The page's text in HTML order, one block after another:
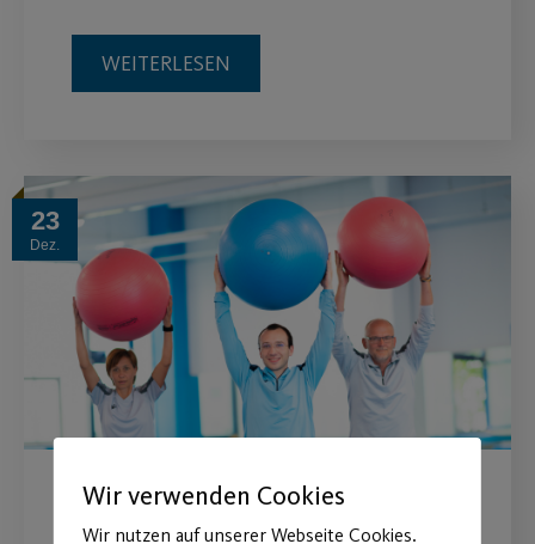
WEITERLESEN
23
Dez.
Neue Präventionskurse ab
Wir verwenden Cookies
Wir nutzen auf unserer Webseite Cookies.